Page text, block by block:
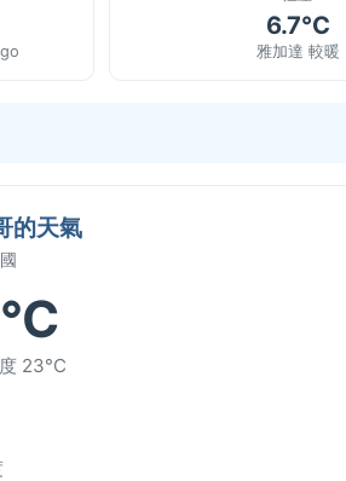
6.7°C
雅加達 較暖
的天氣
23°C